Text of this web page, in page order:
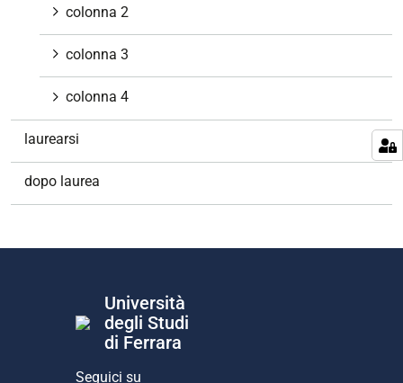
colonna 2
colonna 3
colonna 4
laurearsi
dopo laurea
Università
degli Studi
di Ferrara
Seguici su